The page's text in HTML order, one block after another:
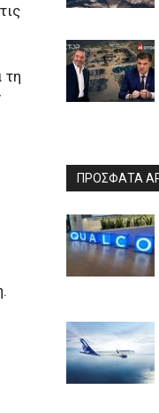
τη
ΠΡΟΣΦΑΤΑ